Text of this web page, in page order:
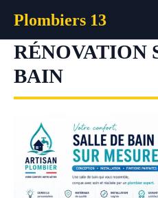
contenu
Plombiers 13
RÉNOVATION
BAIN